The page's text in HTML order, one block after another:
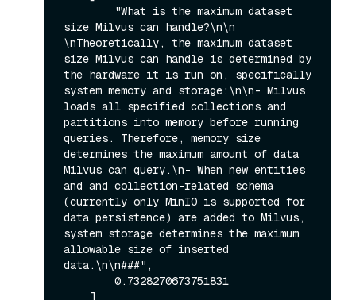
size Milvus can handle?\n\n
\nTheoretically, the maximum dataset
size Milvus can handle is determined by
the hardware it is run on, specifically
system memory and storage:\n\n- Milvus
loads all specified collections and
partitions into memory before running
queries. Therefore, memory size
determines the maximum amount of data
Milvus can query.\n- When new entities
and and collection-related schema
(currently only MinIO is supported for
data persistence) are added to Milvus,
system storage determines the maximum
allowable size of inserted
data.\n\n###",